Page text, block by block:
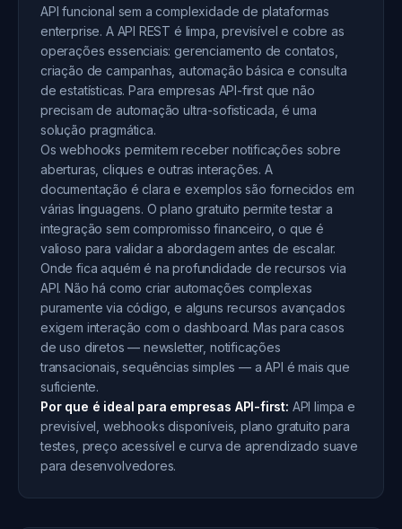
API funcional sem a complexidade de plataformas
enterprise. A API REST é limpa, previsível e cobre as
operações essenciais: gerenciamento de contatos,
criação de campanhas, automação básica e consulta
de estatísticas. Para empresas API-first que não
precisam de automação ultra-sofisticada, é uma
solução pragmática.
Os webhooks permitem receber notificações sobre
aberturas, cliques e outras interações. A
documentação é clara e exemplos são fornecidos em
várias linguagens. O plano gratuito permite testar a
integração sem compromisso financeiro, o que é
valioso para validar a abordagem antes de escalar.
Onde fica aquém é na profundidade de recursos via
API. Não há como criar automações complexas
puramente via código, e alguns recursos avançados
exigem interação com o dashboard. Mas para casos
de uso diretos — newsletter, notificações
transacionais, sequências simples — a API é mais que
suficiente.
Por que é ideal para empresas API-first: API limpa e
previsível, webhooks disponíveis, plano gratuito para
testes, preço acessível e curva de aprendizado suave
para desenvolvedores.